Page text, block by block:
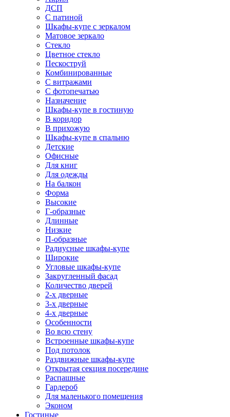
ДСП
С патиной
Шкафы-купе с зеркалом
Матовое зеркало
Стекло
Цветное стекло
Пескоструй
Комбинированные
С витражами
С фотопечатью
Назначение
Шкафы-купе в гостиную
В коридор
В прихожую
Шкафы-купе в спальню
Детские
Офисные
Для книг
Для одежды
На балкон
Форма
Высокие
Г-образные
Длинные
Низкие
П-образные
Радиусные шкафы-купе
Широкие
Угловые шкафы-купе
Закругленный фасад
Количество дверей
2-х дверные
3-х дверные
4-х дверные
Особенности
Во всю стену
Встроенные шкафы-купе
Под потолок
Раздвижные шкафы-купе
Открытая секция посередине
Распашные
Гардероб
Для маленького помещения
Эконом
Гостиные